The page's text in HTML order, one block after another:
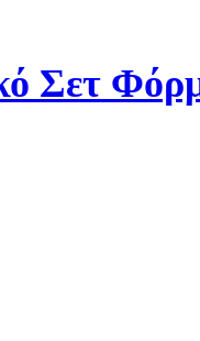
Σετ